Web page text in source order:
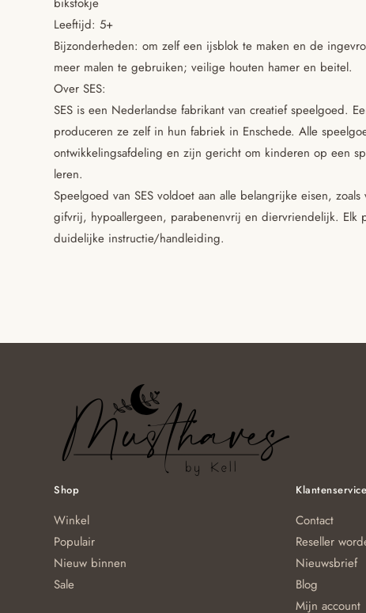
Leeftijd: 5+
Bijzonderheden: om zelf een ijsblok te maken en de
meer malen te gebruiken; veilige houten hamer en beitel.
Over SES:
SES is een Nederlandse fabrikant van creatief speelgoed.
produceren ze zelf in hun fabriek in Enschede. Alle
ontwikkelingsafdeling en zijn gericht om kinderen op een
leren.
Speelgoed van SES voldoet aan alle belangrijke eisen,
gifvrij, hypoallergeen, parabenenvrij en diervriendelijk. Elk
duidelijke instructie/handleiding.
Shop
Winkel
Populair
Nieuw binnen
Sale
Klantenservice
Contact
Reseller
Nieuwsbrief
Blog
Mijn account